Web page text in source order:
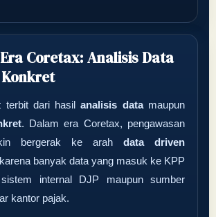
Coretax: Analisis Data
terbit dari hasilanalisis datamaupun
. Dalam era Coretax, pengawasan
bergerak ke arah data driven
banyak data yang masuk ke KPP
internal DJP maupun sumber
kantor pajak.